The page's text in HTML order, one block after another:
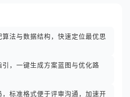
法与数据结构，快速定位最优思
引，一键生成方案蓝图与优化路
，标准格式便于评审沟通，加速开